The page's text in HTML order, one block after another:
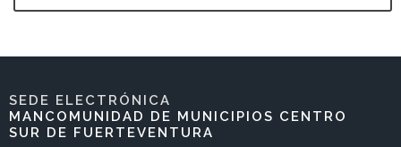
SEDE ELECTRÓNICA
MANCOMUNIDAD DE MUNICIPIOS CENTRO
SUR DE FUERTEVENTURA